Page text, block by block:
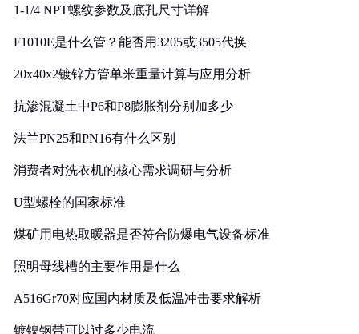
1-1/4 NPT螺纹参数及底孔尺寸详解
F1010E是什么管？能否用3205或3505代换
20x40x2镀锌方管单米重量计算与应用分析
抗渗混凝土中P6和P8膨胀剂分别加多少
法兰PN25和PN16有什么区别
消费者对洗衣机的核心需求调研与分析
U型螺栓的国家标准
煤矿用电热取暖器是否符合防爆电气设备标准
照明母线槽的主要作用是什么
A516Gr70对应国内材质及低温冲击要求解析
镀镍钢带可以过多少电流